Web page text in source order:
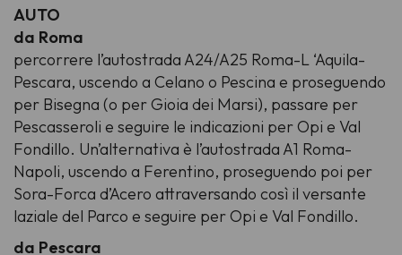
AUTO
da Roma
percorrere l’autostrada A24/A25 Roma-L ‘Aquila-
Pescara, uscendo a Celano o Pescina e proseguendo
per Bisegna (o per Gioia dei Marsi), passare per
Pescasseroli e seguire le indicazioni per Opi e Val
Fondillo. Un’alternativa è l’autostrada A1 Roma-
Napoli, uscendo a Ferentino, proseguendo poi per
Sora-Forca d’Acero attraversando così il versante
laziale del Parco e seguire per Opi e Val Fondillo.
da Pescara